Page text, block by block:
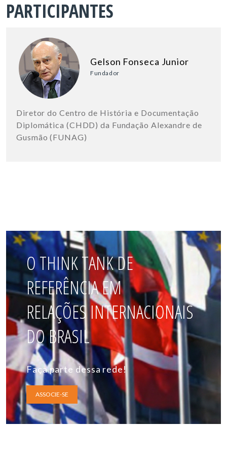
PARTICIPANTES
Gelson Fonseca Junior
Fundador
Diretor do Centro de História e Documentação
Diplomática (CHDD) da Fundação Alexandre de
Gusmão (FUNAG)
O THINK TANK DE
REFERÊNCIA EM
RELAÇÕES INTERNACIONAIS
DO BRASIL
Faça parte dessa rede!
ASSOCIE-SE